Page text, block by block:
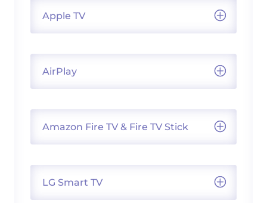
Apple TV
AirPlay
Amazon Fire TV & Fire TV Stick
LG Smart TV